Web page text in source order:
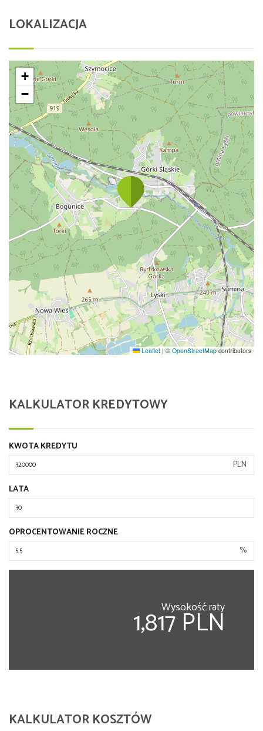
LOKALIZACJA
+
−
Leaflet | © OpenStreetMap contributors
KALKULATOR KREDYTOWY
KWOTA KREDYTU
PLN
LATA
OPROCENTOWANIE ROCZNE
%
Wysokość raty
1,817 PLN
KALKULATOR KOSZTÓW